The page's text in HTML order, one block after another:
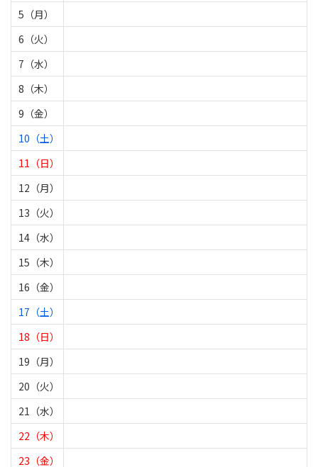
5（月）
6（火）
7（水）
8（木）
9（金）
10（土）
11（日）
12（月）
13（火）
14（水）
15（木）
16（金）
17（土）
18（日）
19（月）
20（火）
21（水）
22（木）
23（金）